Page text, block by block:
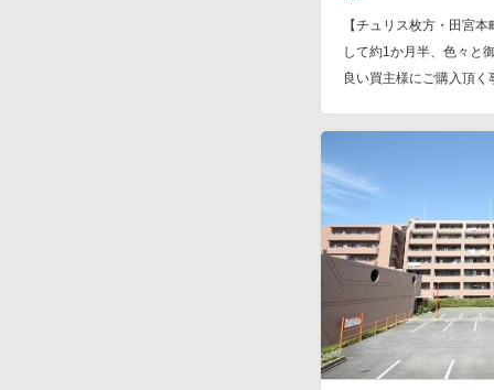
【チュリス枚方・田宮
して約1か月半、色々と
良い買主様にご購入頂